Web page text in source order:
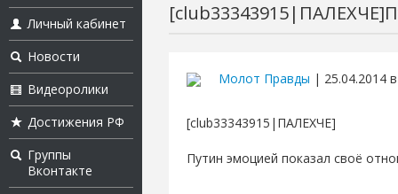
Личный кабинет
Новости
Видеоролики
Достижения РФ
Группы
Вконтакте
Молот Правды | 25.04.2014
[club33343915|ПАЛЕХЧЕ]
Путин эмоцией показал своё